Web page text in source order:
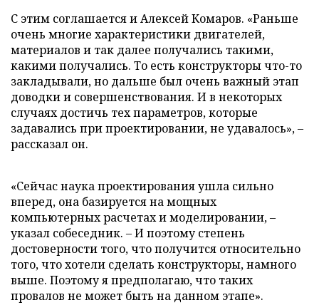
С этим соглашается и Алексей Комаров. «Раньше
очень многие характеристики двигателей,
материалов и так далее получались такими,
какими получались. То есть конструкторы что-то
закладывали, но дальше был очень важный этап
доводки и совершенствования. И в некоторых
случаях достичь тех параметров, которые
задавались при проектировании, не удавалось», –
рассказал он.
«Сейчас наука проектирования ушла сильно
вперед, она базируется на мощных
компьютерных расчетах и моделировании, –
указал собеседник. – И поэтому степень
достоверности того, что получится относительно
того, что хотели сделать конструкторы, намного
выше. Поэтому я предполагаю, что таких
провалов не может быть на данном этапе».